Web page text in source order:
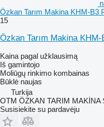
Özkan Tarım Makina KHM-B3
15
Özkan Tarım Makina KHM-
Kaina pagal užklausimą
Iš gamintojo
Moliūgų rinkimo kombainas
Būklė naujas
Turkija
OTM ÖZKAN TARIM MAKİNA
Susisiekite su pardavėju